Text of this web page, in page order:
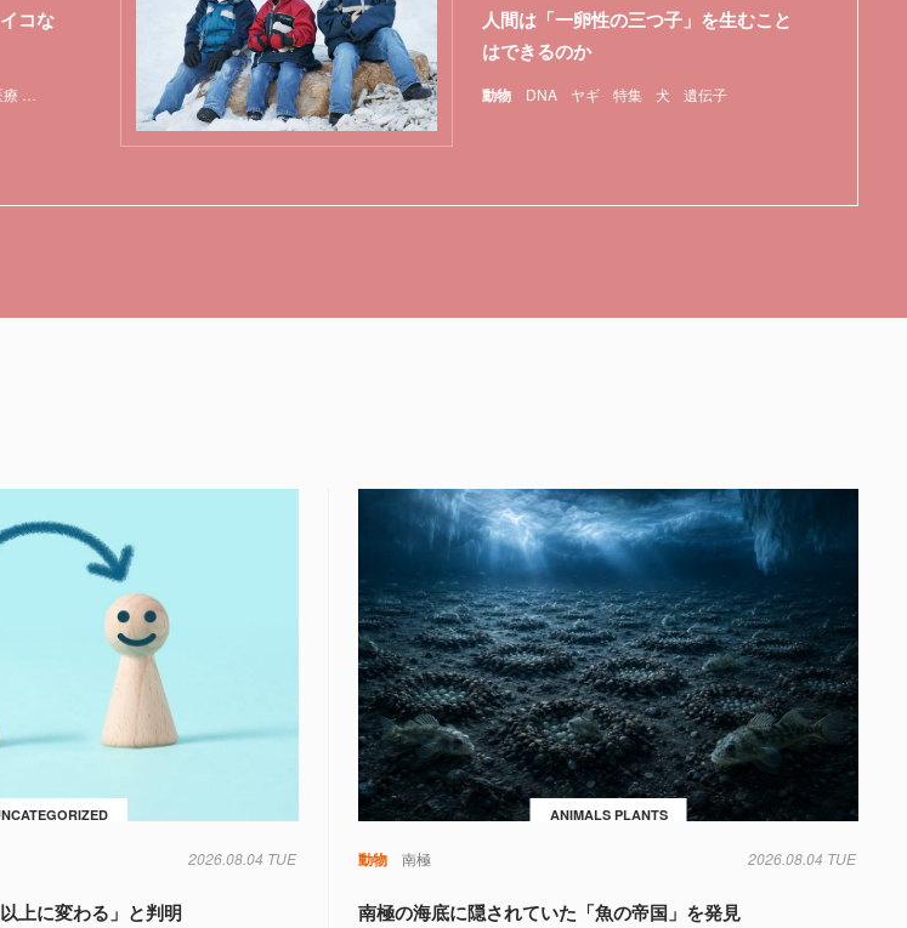
脳
コな
動物 DNA ヤギ 特集 犬 遺伝子
人間は「一卵性の三つ子」を生むこと
はできるのか
2026.08.04 TUE
上に変わる」と判明
ANIMALS PLANTS
動物 南極 2026.08.04 TUE
南極の海底に隠されていた「魚の帝国」を発見